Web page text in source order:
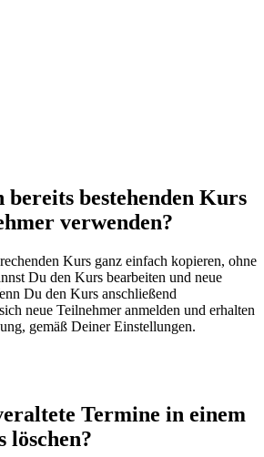
bereits bestehenden Kurs
verwenden?
Kurs ganz einfach kopieren, ohne
Du den Kurs bearbeiten und neue
Du den Kurs anschließend
neue Teilnehmer anmelden und erhalten
gemäß Deiner Einstellungen.
Termine in einem
löschen?